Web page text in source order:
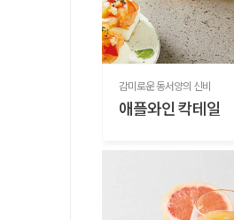
감미로운 동서양의 신비
애플와인 칵테일